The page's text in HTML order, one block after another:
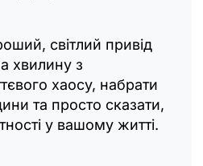
світлий привід
хвилину з
хаосу, набрати
та просто сказати,
у вашому житті.